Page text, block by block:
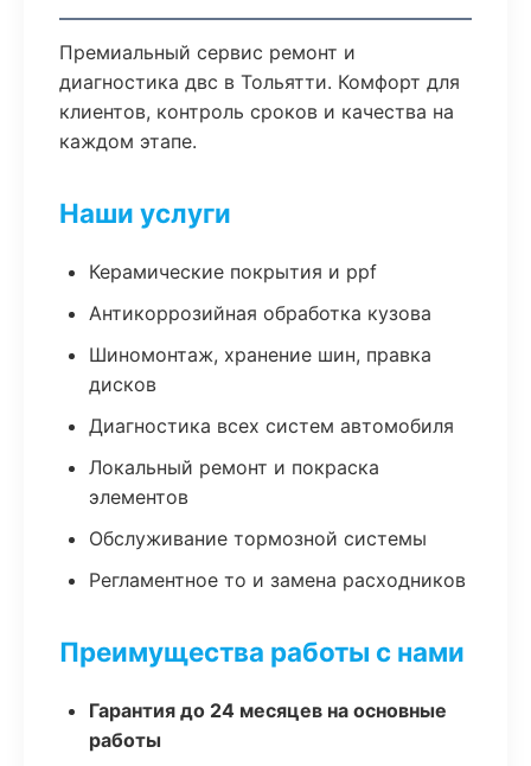
Премиальный сервис ремонт и
диагностика двс в Тольятти. Комфорт для
клиентов, контроль сроков и качества на
каждом этапе.
Наши услуги
Керамические покрытия и ppf
Антикоррозийная обработка кузова
Шиномонтаж, хранение шин, правка
дисков
Диагностика всех систем автомобиля
Локальный ремонт и покраска
элементов
Обслуживание тормозной системы
Регламентное то и замена расходников
Преимущества работы с нами
Гарантия до 24 месяцев на основные
работы